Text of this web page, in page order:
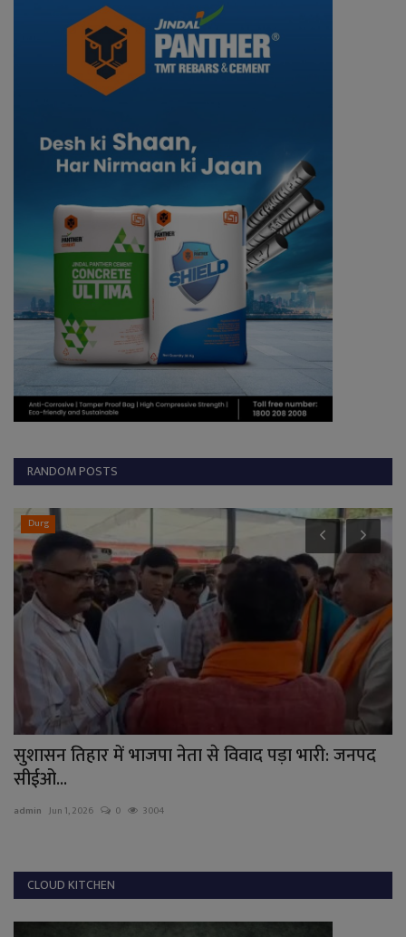
RANDOM POSTS
Durg
सुशासन तिहार में भाजपा नेता से विवाद पड़ा भारी: जनपद
सीईओ...
admin Jun 1, 2026 0 3004
CLOUD KITCHEN